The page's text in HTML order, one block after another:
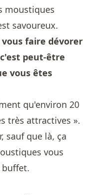
moustiques
savoureux.
faire dévorer
peut-être
vous êtes
qu'environ 20
très attractives ».
sauf que là, ça
vous